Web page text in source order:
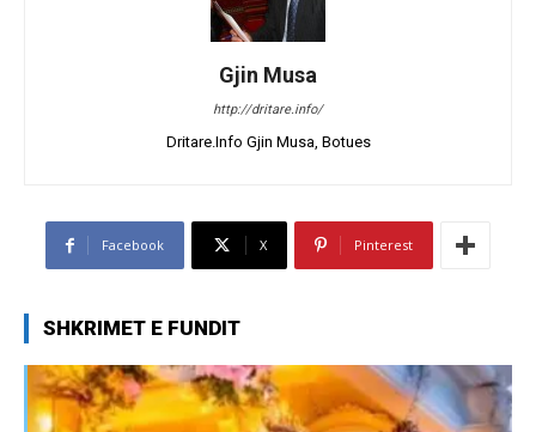
Gjin Musa
http://dritare.info/
Dritare.Info Gjin Musa, Botues
Facebook X Pinterest
SHKRIMET E FUNDIT